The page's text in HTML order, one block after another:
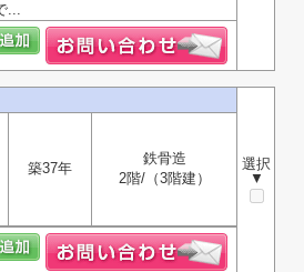
...
選択
▼
築37年
鉄骨造
2階/（3階建）